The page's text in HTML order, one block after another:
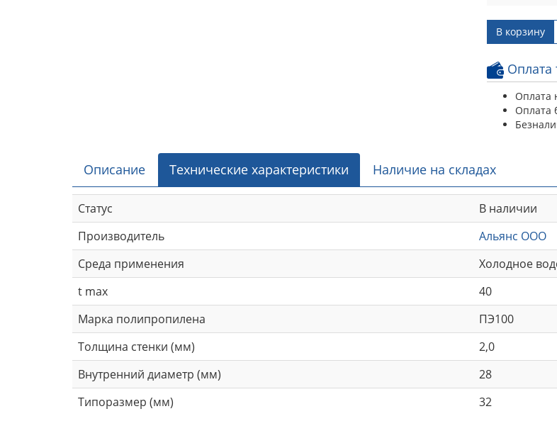
В корзину
Оплата
Оплата
Оплата
Описание Технические характеристики Наличие на складах
Статус
В наличии
Производитель
Альянс ООО
Среда применения
Холодное
t max
40
Марка полипропилена
ПЭ100
Толщина стенки (мм)
2,0
Внутренний диаметр (мм)
28
Типоразмер (мм)
32